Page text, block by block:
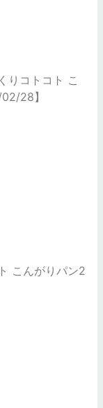
りコトコト こ
28】
こんがりパン2